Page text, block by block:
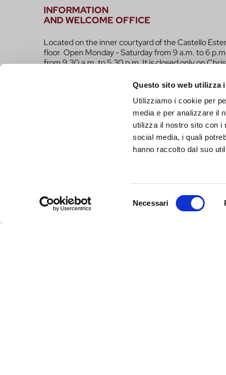
Questo sito web utilizza
Utilizziamo i cookie per
media e per analizzare il
utilizza il nostro sito con i
social media, i quali
hanno raccolto dal suo
Necessari
INFORMATION
AND WELCOME OFFICE
Located on the inner courtyard of the Castello
floor. Open Monday - Saturday from 9 a.m. to 6
from 9.30 a.m. to 5.30 p.m. It is closed only on
infotur@comune.fe.it 0532-419190
ARE YOU A TOUR OPERATOR AND WOULD
CONTACTED TO BE PART OF THE INFERRARA